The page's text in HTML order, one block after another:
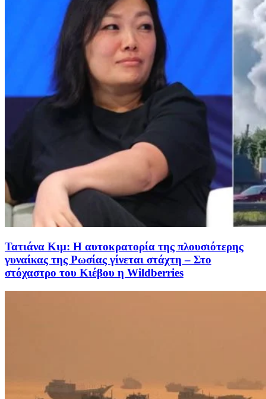
Τατιάνα Κιμ: Η αυτοκρατορία της πλουσιότερης
γυναίκας της Ρωσίας γίνεται στάχτη – Στο
στόχαστρο του Κιέβου η Wildberries